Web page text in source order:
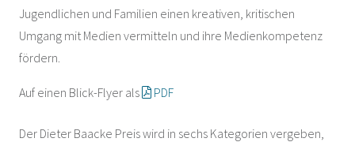
Jugendlichen und Familien einen kreativen, kritischen
Umgang mit Medien vermitteln und ihre Medienkompetenz
fördern.
Auf einen Blick-Flyer als PDF
Der Dieter Baacke Preis wird in sechs Kategorien vergeben,